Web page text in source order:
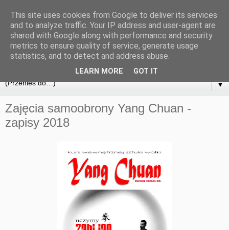
▼
Zajęcia samoobrony Yang Chuan -
zapisy 2018
This site uses cookies from Google to deliver its services
and to analyze traffic. Your IP address and user-agent are
shared with Google along with performance and security
metrics to ensure quality of service, generate usage
statistics, and to detect and address abuse.
LEARN MORE GOT IT